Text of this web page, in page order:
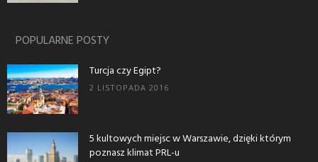
POPULARNE POSTY
Turcja czy Egipt?
2 LISTOPADA 2016
5 kultowych miejsc w Warszawie, dzięki którym
poznasz klimat PRL-u